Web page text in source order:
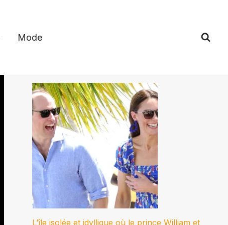
Mode
L’île isolée et idyllique où le prince William et